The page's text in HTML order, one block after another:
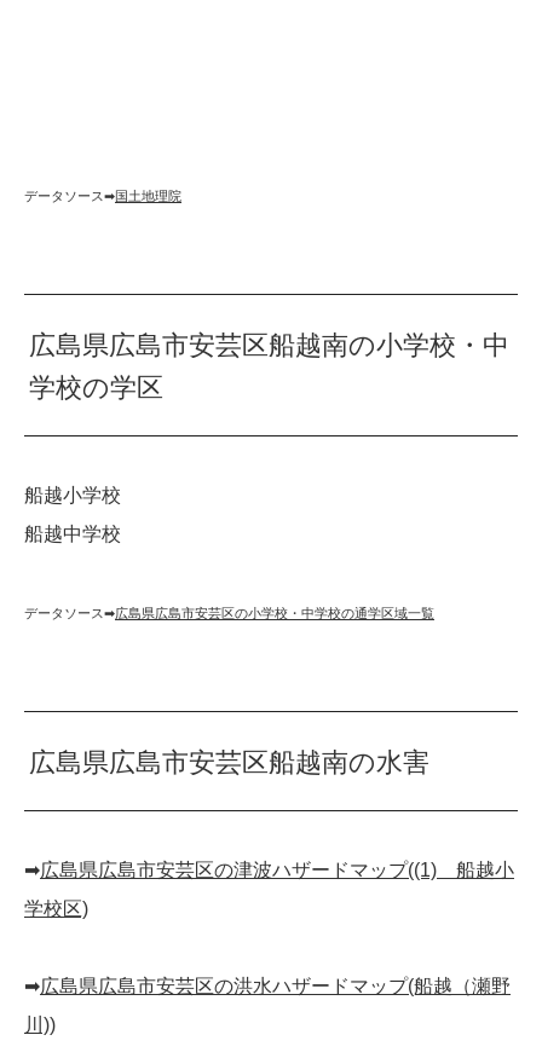
データソース➡︎国土地理院
広島県広島市安芸区船越南の小学校・中
学校の学区
船越小学校
船越中学校
データソース➡︎広島県広島市安芸区の小学校・中学校の通学区域一覧
広島県広島市安芸区船越南の水害
➡︎広島県広島市安芸区の津波ハザードマップ((1) 船越小
学校区)
➡︎広島県広島市安芸区の洪水ハザードマップ(船越（瀬野
川))